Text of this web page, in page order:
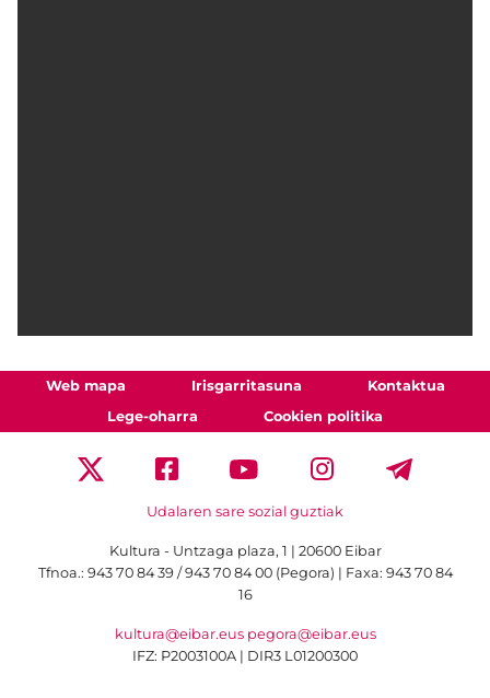
Web mapa Irisgarritasuna
Kontaktua
Lege-oharra
Cookien politika
Udalaren sare sozial guztiak
Kultura - Untzaga plaza, 1 | 20600 Eibar
Tfnoa.: 943 70 84 39 / 943 70 84 00 (Pegora) | Faxa: 943 70 84
16
kultura@eibar.eus pegora@eibar.eus
IFZ: P2003100A | DIR3 L01200300